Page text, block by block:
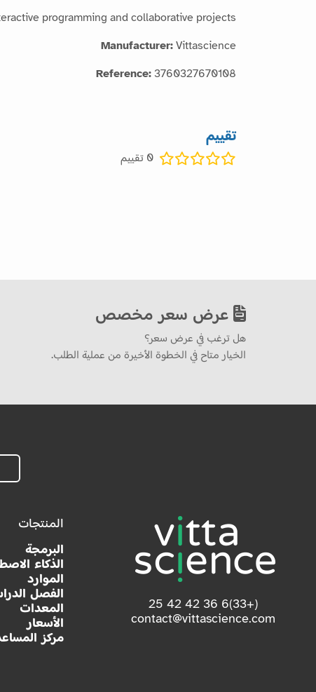
programming and collaborative projects!
Manufacturer: Vittascience
Reference: 3760327670108
تقييم
0 تقييم
عرض سعر مخصص
هل ترغب في عرض سعر؟
الخيار متاح في الخطوة الأخيرة من عملية الطلب.
(+33)6 36 42 42 25
contact@vittascience.com
المنتجات
البرمجة
الذكاء
الموارد
الفصل
المعدات
الأسعار
مركز